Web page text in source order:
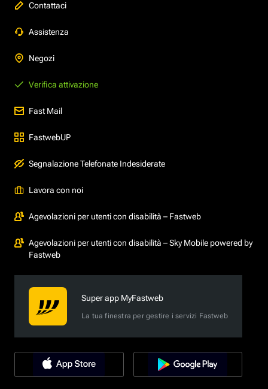
Contattaci
Assistenza
Negozi
Verifica attivazione
Fast Mail
FastwebUP
Segnalazione Telefonate Indesiderate
Lavora con noi
Agevolazioni per utenti con disabilità – Fastweb
Agevolazioni per utenti con disabilità – Sky Mobile powered by
Fastweb
Super app MyFastweb
La tua finestra per gestire i servizi Fastweb